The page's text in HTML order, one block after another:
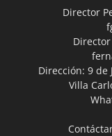
Director
Dirección: 9 de
Villa